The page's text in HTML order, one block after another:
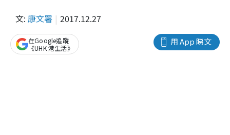
文: 康文署 2017.12.27
用 App 睇文
在Google追蹤
《UHK 港生活》